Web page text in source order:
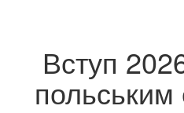
Вступ
польським